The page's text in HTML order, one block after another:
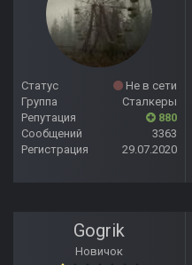
Статус
Не в сети
Группа
Сталкеры
Репутация
880
Сообщений
3363
Регистрация
29.07.2020
Gogrik
Новичок